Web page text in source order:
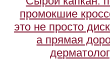
промокшие
это не просто
а прямая